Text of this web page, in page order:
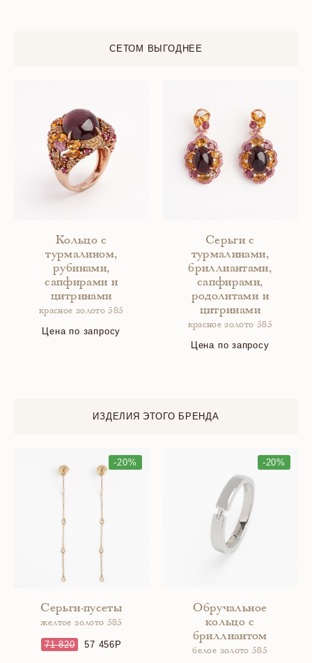
СЕТОМ ВЫГОДНЕЕ
Кольцо с
турмалином,
рубинами,
сапфирами и
цитринами
красное золото 585
Цена по запросу
Серьги с
турмалинами,
бриллиантами,
сапфирами,
родолитами и
цитринами
красное золото 585
Цена по запросу
ИЗДЕЛИЯ ЭТОГО БРЕНДА
-20%
Серьги-пусеты
желтое золото 585
71 820 57 456
-20%
Обручальное
кольцо с
бриллиантом
белое золото 585